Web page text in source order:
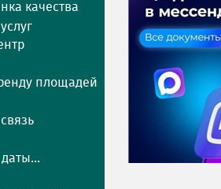
качества
площадей